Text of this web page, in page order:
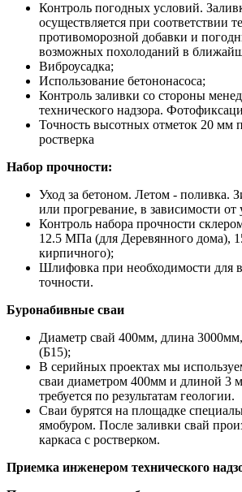
Контроль погодных условий.
осуществляется при соответствии
противоморозной добавки и
возможных похолоданий в
Виброусадка;
Использование бетононасоса;
Контроль заливки со стороны
технического надзора.
Точность высотных отметок 20 мм
ростверка
Набор прочности:
Уход за бетоном. Летом - поливка.
или прогревание, в зависимости от
Контроль набора прочности
12.5 МПа (для Деревянного дома),
кирпичного);
Шлифовка при необходимости для
точности.
Буронабивные сваи
Диаметр свай 400мм, длина
(Б15);
В серийных проектах мы
сваи диаметром 400мм и длиной 3
требуется по результатам геологии.
Сваи бурятся на площадке
ямобуром. После заливки свай
каркаса с ростверком.
Приемка инженером технического